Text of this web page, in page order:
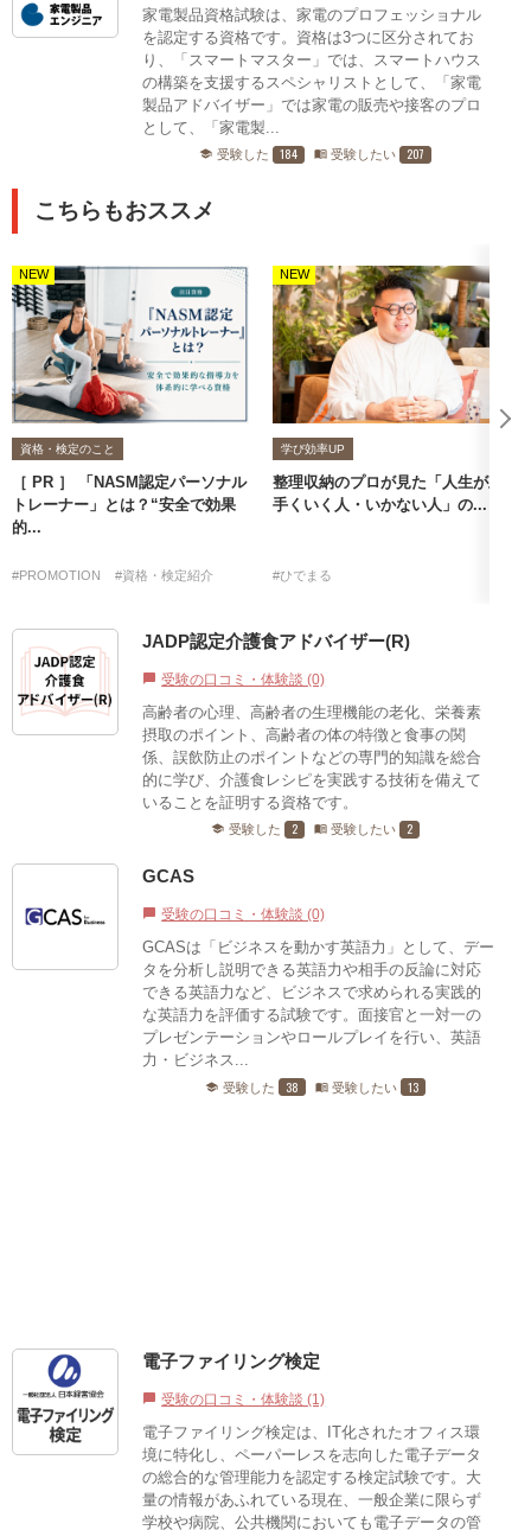
家電製品資格試験は、家電のプロフェッショナル
を認定する資格です。資格は3つに区分されてお
り、「スマートマスター」では、スマートハウス
の構築を支援するスペシャリストとして、「家電
製品アドバイザー」では家電の販売や接客のプロ
として、「家電製...
school 受験した 184 menu_book 受験したい 207
こちらもおススメ
NEW
資格・検定のこと
［ PR ］ 「NASM認定パーソナル
トレーナー」とは？“安全で効果
的...
#PROMOTION #資格・検定紹介
NEW
学び効率UP
整理収納のプロが見た「人生が上
手くいく人・いかない人」の...
#ひでまる
JADP認定介護食アドバイザー(R)
chat_bubble 受験の口コミ・体験談 (0)
高齢者の心理、高齢者の生理機能の老化、栄養素
摂取のポイント、高齢者の体の特徴と食事の関
係、誤飲防止のポイントなどの専門的知識を総合
的に学び、介護食レシピを実践する技術を備えて
いることを証明する資格です。
school 受験した 2 menu_book 受験したい 2
GCAS
chat_bubble 受験の口コミ・体験談 (0)
GCASは「ビジネスを動かす英語力」として、デー
タを分析し説明できる英語力や相手の反論に対応
できる英語力など、ビジネスで求められる実践的
な英語力を評価する試験です。面接官と一対一の
プレゼンテーションやロールプレイを行い、英語
力・ビジネス...
school 受験した 38 menu_book 受験したい 13
電子ファイリング検定
chat_bubble 受験の口コミ・体験談 (1)
電子ファイリング検定は、IT化されたオフィス環
境に特化し、ペーパーレスを志向した電子データ
の総合的な管理能力を認定する検定試験です。大
量の情報があふれている現在、一般企業に限らず
学校や病院、公共機関においても電子データの管